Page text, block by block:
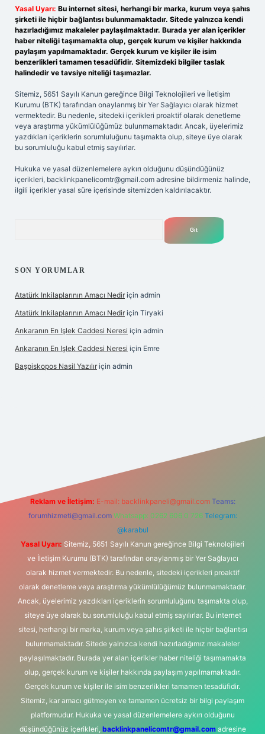
Yasal Uyarı: Bu internet sitesi, herhangi bir marka, kurum veya şahıs
şirketi ile hiçbir bağlantısı bulunmamaktadır. Sitede yalnızca kendi
hazırladığımız makaleler paylaşılmaktadır. Burada yer alan içerikler
haber niteliği taşımamakta olup, gerçek kurum ve kişiler hakkında
paylaşım yapılmamaktadır. Gerçek kurum ve kişiler ile isim
benzerlikleri tamamen tesadüfidir. Sitemizdeki bilgiler taslak
halindedir ve tavsiye niteliği taşımazlar.
Sitemiz, 5651 Sayılı Kanun gereğince Bilgi Teknolojileri ve İletişim
Kurumu (BTK) tarafından onaylanmış bir Yer Sağlayıcı olarak hizmet
vermektedir. Bu nedenle, sitedeki içerikleri proaktif olarak denetleme
veya araştırma yükümlülüğümüz bulunmamaktadır. Ancak, üyelerimiz
yazdıkları içeriklerin sorumluluğunu taşımakta olup, siteye üye olarak
bu sorumluluğu kabul etmiş sayılırlar.
Hukuka ve yasal düzenlemelere aykırı olduğunu düşündüğünüz
içerikleri, backlinkpanelicomtr@gmail.com adresine bildirmeniz halinde,
ilgili içerikler yasal süre içerisinde sitemizden kaldırılacaktır.
SON YORUMLAR
Atatürk Inkilaplarının Amacı Nedir için admin
Atatürk Inkilaplarının Amacı Nedir için Tiryaki
Ankaranın En Işlek Caddesi Neresi için admin
Ankaranın En Işlek Caddesi Neresi için Emre
Başpiskopos Nasil Yazılır için admin
Reklam ve İletişim: E-mail: backlinkpaneli@gmail.com Teams:
forumhizmeti@gmail.com Whatsapp: 0262 606 0 726 Telegram:
@karabul
Yasal Uyarı: Sitemiz, 5651 Sayılı Kanun gereğince Bilgi Teknolojileri
ve İletişim Kurumu (BTK) tarafından onaylanmış bir Yer Sağlayıcı
olarak hizmet vermektedir. Bu nedenle, sitedeki içerikleri proaktif
olarak denetleme veya araştırma yükümlülüğümüz bulunmamaktadır.
Ancak, üyelerimiz yazdıkları içeriklerin sorumluluğunu taşımakta olup,
siteye üye olarak bu sorumluluğu kabul etmiş sayılırlar. Bu internet
sitesi, herhangi bir marka, kurum veya şahıs şirketi ile hiçbir bağlantısı
bulunmamaktadır. Sitede yalnızca kendi hazırladığımız makaleler
paylaşılmaktadır. Burada yer alan içerikler haber niteliği taşımamakta
olup, gerçek kurum ve kişiler hakkında paylaşım yapılmamaktadır.
Gerçek kurum ve kişiler ile isim benzerlikleri tamamen tesadüfidir.
Sitemiz, kar amacı gütmeyen ve tamamen ücretsiz bir bilgi paylaşım
platformudur. Hukuka ve yasal düzenlemelere aykırı olduğunu
düşündüğünüz içerikleri, backlinkpanelicomtr@gmail.comadresine